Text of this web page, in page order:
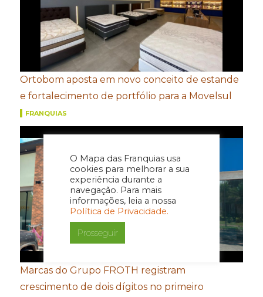
O Mapa das Franquias usa
cookies para melhorar a sua
experiência durante a
navegação. Para mais
informações, leia a nossa
Política de Privacidade.
Prosseguir
Ortobom aposta em novo conceito de estande
e fortalecimento de portfólio para a Movelsul
FRANQUIAS
Marcas do Grupo FROTH registram
crescimento de dois dígitos no primeiro